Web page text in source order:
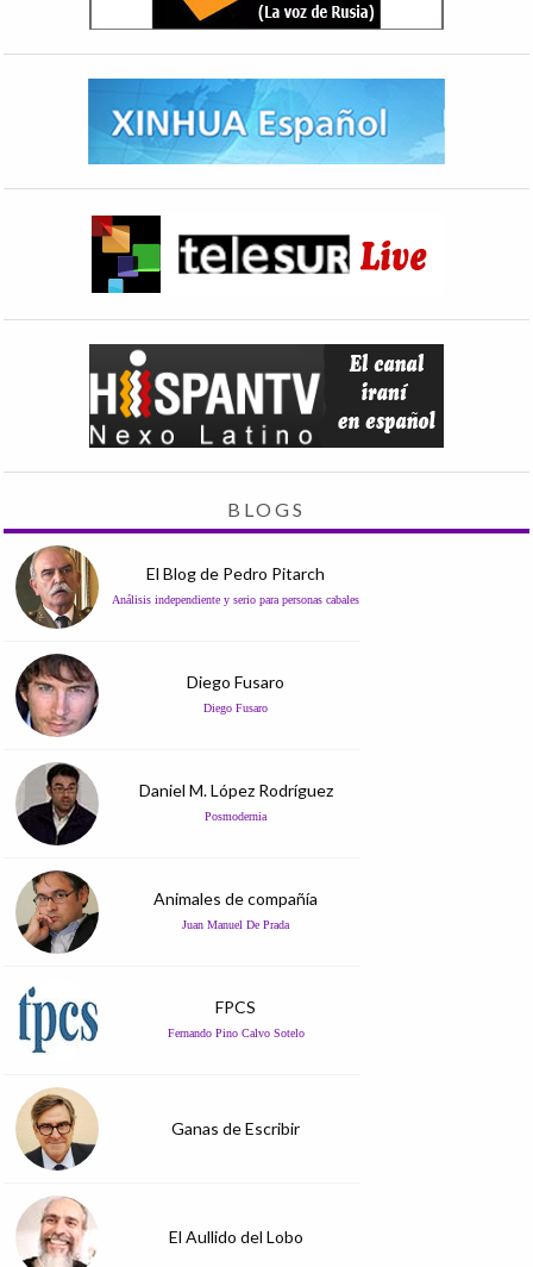
BLOGS
El Blog de Pedro Pitarch
Análisis independiente y serio para personas cabales
Diego Fusaro
Diego Fusaro
Daniel M. López Rodríguez
Posmodernia
Animales de compañía
Juan Manuel De Prada
FPCS
Fernando Pino Calvo Sotelo
Ganas de Escribir
El Aullido del Lobo